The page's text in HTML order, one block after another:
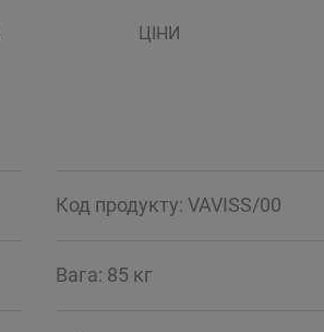
ЦІНИ
Код продукту: VAVISS/00
Вага: 85 кг